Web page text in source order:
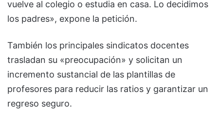
vuelve al colegio o estudia en casa. Lo decidimos
los padres», expone la petición.
También los principales sindicatos docentes
trasladan su «preocupación» y solicitan un
incremento sustancial de las plantillas de
profesores para reducir las ratios y garantizar un
regreso seguro.